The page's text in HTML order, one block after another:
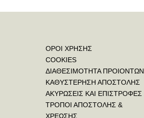
ΟΡΟΙ ΧΡΗΣΗΣ
COOKIES
ΔΙΑΘΕΣΙΜΟΤΗΤΑ ΠΡΟΙΟΝΤΩΝ
ΚΑΘΥΣΤΕΡΗΣΗ ΑΠΟΣΤΟΛΗΣ
ΑΚΥΡΩΣΕΙΣ ΚΑΙ ΕΠΙΣΤΡΟΦΕΣ
ΤΡΟΠΟΙ ΑΠΟΣΤΟΛΗΣ &
ΧΡΕΩΣΗΣ